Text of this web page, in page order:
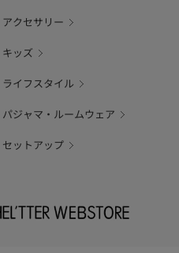
アクセサリー
キッズ
ライフスタイル
パジャマ・ルームウェア
セットアップ